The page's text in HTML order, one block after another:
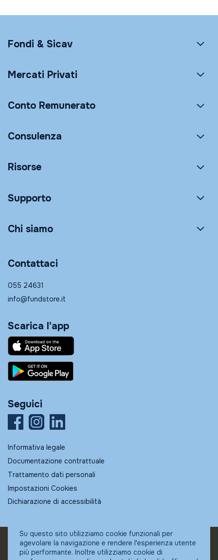
Fondi & Sicav
Mercati Privati
Conto Remunerato
Consulenza
Risorse
Supporto
Chi siamo
Contattaci
055 24631
info@fundstore.it
Scarica l'app
Seguici
Informativa legale
Documentazione contrattuale
Trattamento dati personali
Impostazioni Cookies
Dichiarazione di accessibilità
© Fundstore
Collocatore autorizzato:
Su questo sito utilizziamo cookie funzionali per
agevolare la navigazione e rendere l'esperienza utente
più performante. Inoltre utilizziamo cookie di